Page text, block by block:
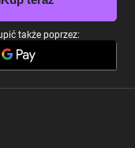
także poprzez: